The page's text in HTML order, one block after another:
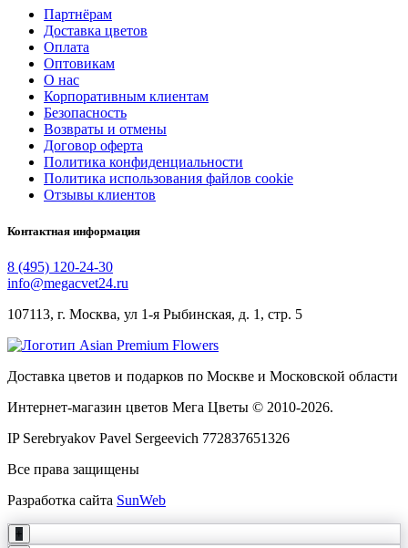
Партнёрам
Доставка цветов
Оплата
Оптовикам
О нас
Корпоративным клиентам
Безопасность
Возвраты и отмены
Договор оферта
Политика конфиденциальности
Политика использования файлов cookie
Отзывы клиентов
Контактная информация
8 (495) 120-24-30
info@megacvet24.ru
107113, г. Москва, ул 1-я Рыбинская, д. 1, стр. 5
Доставка цветов и подарков по Москве и Московской области
Интернет-магазин цветов Мега Цветы © 2010-2026.
IP Serebryakov Pavel Sergeevich 772837651326
Все права защищены
Разработка сайта SunWeb
+